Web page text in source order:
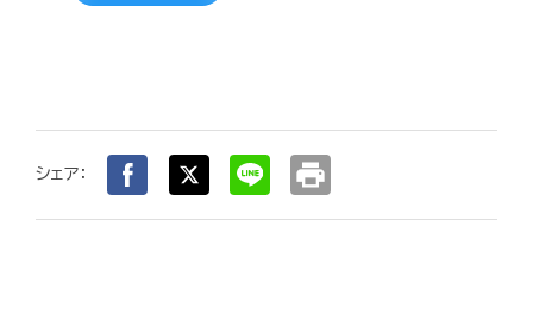
シェア： print